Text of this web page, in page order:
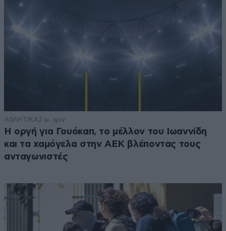
ΑΘΛΗΤΙΚΑ2 ω. πριν
Η οργή για Γουόκαπ, το μέλλον του Ιωαννίδη
και τα χαμόγελα στην ΑΕΚ βλέποντας τους
ανταγωνιστές